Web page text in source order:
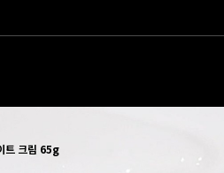
트 크림 65g